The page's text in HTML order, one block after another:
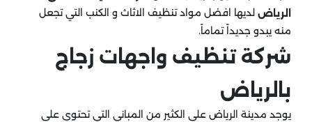
الرياض لديها افضل مواد تنظيف الاثاث و الكنب التي تجعل
منه يبدو جديداً تماماً.
شركة تنظيف واجهات زجاج
بالرياض
يوجد مدينة الرياض على الكثير من المباني التي تحتوي على